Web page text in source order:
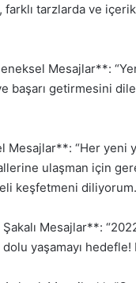
farklı tarzlarda ve
Mesajlar**:
başarı getirmesini
Mesajlar**: “Her yeni
ulaşman için
keşfetmeni diliyorum.
Mesajlar**:
yaşamayı hedefle!